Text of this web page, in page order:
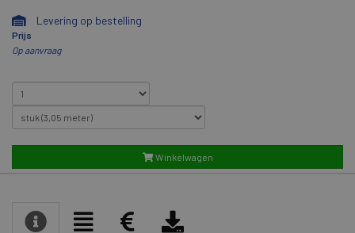
Levering op bestelling
Prijs
Op aanvraag
Winkelwagen